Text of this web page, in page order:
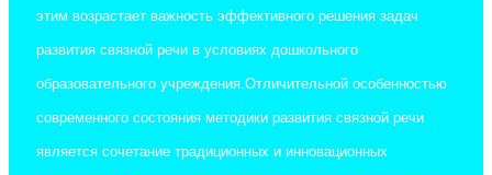
этим возрастает важность эффективного решения задач
развития связной речи в условиях дошкольного
образовательного учреждения.Отличительной особенностью
современного состояния методики развития связной речи
является сочетание традиционных и инновационных